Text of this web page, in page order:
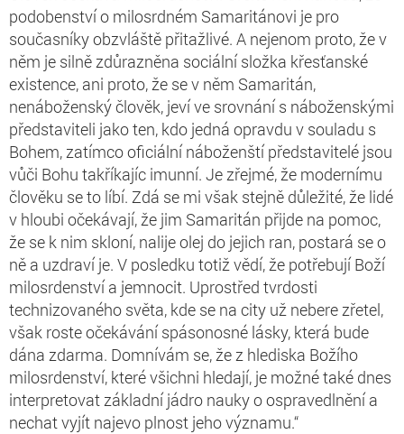
podobenství o milosrdném Samaritánovi je pro
současníky obzvláště přitažlivé. A nejenom proto, že v
něm je silně zdůrazněna sociální složka křesťanské
existence, ani proto, že se v něm Samaritán,
nenáboženský člověk, jeví ve srovnání s náboženskými
představiteli jako ten, kdo jedná opravdu v souladu s
Bohem, zatímco oficiální náboženští představitelé jsou
vůči Bohu takříkajíc imunní. Je zřejmé, že modernímu
člověku se to líbí. Zdá se mi však stejně důležité, že lidé
v hloubi očekávají, že jim Samaritán přijde na pomoc,
že se k nim skloní, nalije olej do jejich ran, postará se o
ně a uzdraví je. V posledku totiž vědí, že potřebují Boží
milosrdenství a jemnocit. Uprostřed tvrdosti
technizovaného světa, kde se na city už nebere zřetel,
však roste očekávání spásonosné lásky, která bude
dána zdarma. Domnívám se, že z hlediska Božího
milosrdenství, které všichni hledají, je možné také dnes
interpretovat základní jádro nauky o ospravedlnění a
nechat vyjít najevo plnost jeho významu.“